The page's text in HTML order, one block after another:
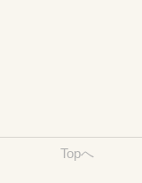
Topへ